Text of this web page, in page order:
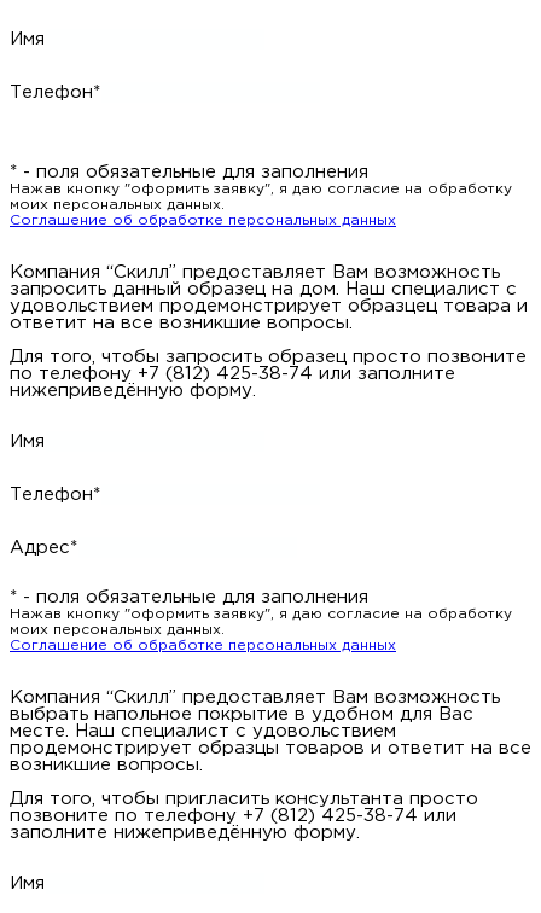
Имя
Телефон*
* - поля обязательные для заполнения
Нажав кнопку "оформить заявку", я даю согласие на обработку
моих персональных данных.
Соглашение об обработке персональных данных
Компания “Скилл” предоставляет Вам возможность
запросить данный образец на дом. Наш специалист с
удовольствием продемонстрирует образцец товара и
ответит на все возникшие вопросы.
Для того, чтобы запросить образец просто позвоните
по телефону +7 (812) 425-38-74 или заполните
нижеприведённую форму.
Имя
Телефон*
Адрес*
* - поля обязательные для заполнения
Нажав кнопку "оформить заявку", я даю согласие на обработку
моих персональных данных.
Соглашение об обработке персональных данных
Компания “Скилл” предоставляет Вам возможность
выбрать напольное покрытие в удобном для Вас
месте. Наш специалист с удовольствием
продемонстрирует образцы товаров и ответит на все
возникшие вопросы.
Для того, чтобы пригласить консультанта просто
позвоните по телефону +7 (812) 425-38-74 или
заполните нижеприведённую форму.
Имя